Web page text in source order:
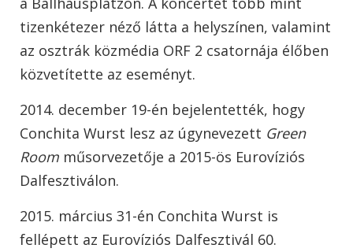
tizenkétezer néző látta a helyszínen, valamint
az osztrák közmédia ORF 2 csatornája élőben
közvetítette az eseményt.
2014. december 19-én bejelentették, hogy
Conchita Wurst lesz az úgynevezett Green
Room műsorvezetője a 2015-ös Eurovíziós
Dalfesztiválon.
2015. március 31-én Conchita Wurst is
fellépett az Eurovíziós Dalfesztivál 60.